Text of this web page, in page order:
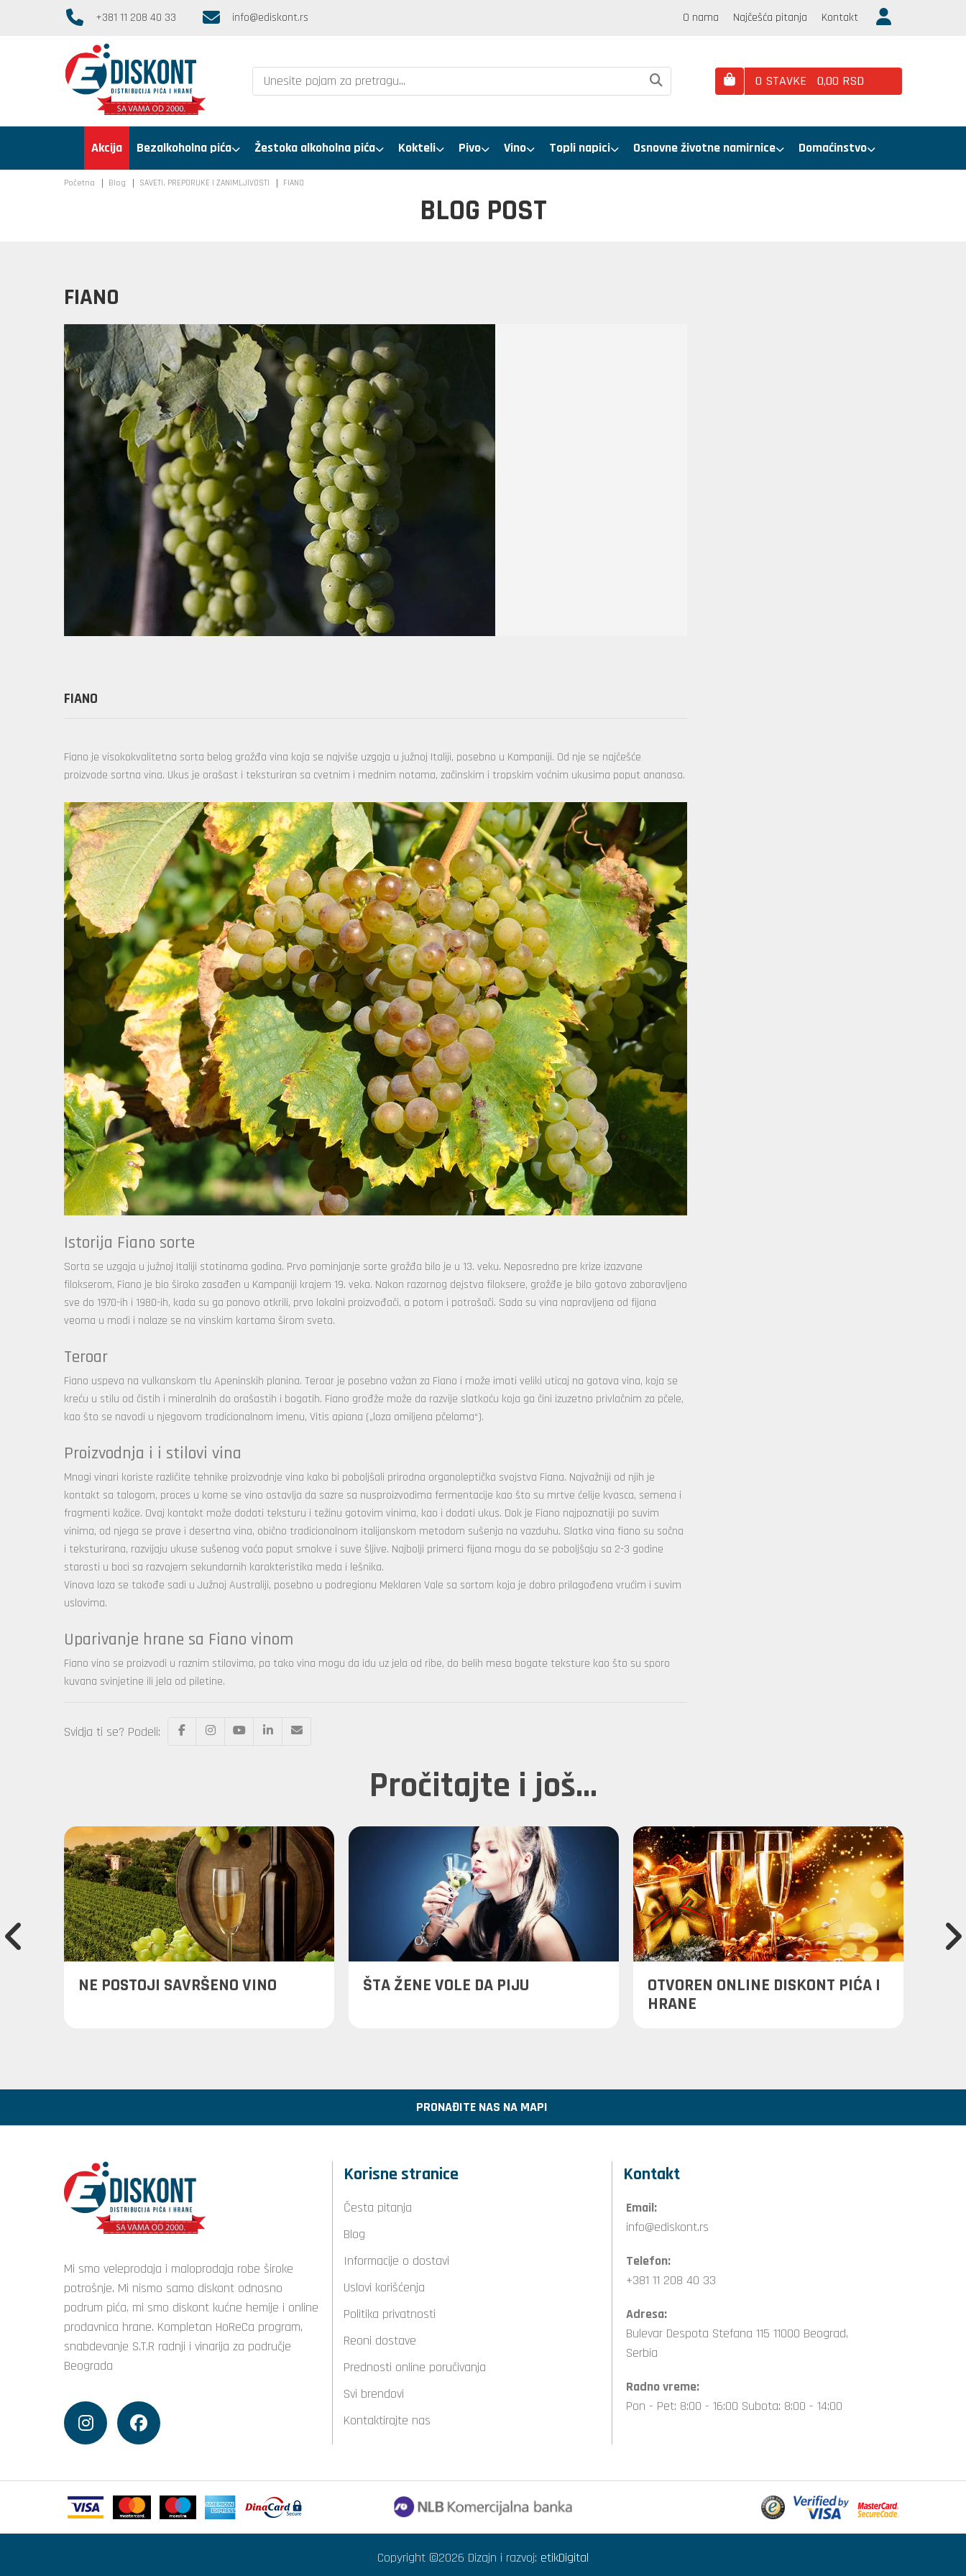
+381 11 208 40 33 info@ediskont.rs O nama Najčešća pitanja Kontakt
0 STAVKE 0,00 RSD
Akcija Bezalkoholna pića Žestoka alkoholna pića Kokteli Pivo Vino Topli napici Osnovne životne namirnice Domaćinstvo
Početna Blog SAVETI, PREPORUKE I ZANIMLJIVOSTI FIANO
BLOG POST
FIANO
FIANO
Fiano je visokokvalitetna sorta belog grožđa vina koja se najviše uzgaja u južnoj Italiji, posebno u Kampaniji. Od nje se najčešće
proizvode sortna vina. Ukus je orašast i teksturiran sa cvetnim i mednim notama, začinskim i tropskim voćnim ukusima poput ananasa.
Istorija Fiano sorte
Sorta se uzgaja u južnoj Italiji stotinama godina. Prvo pominjanje sorte grožđa bilo je u 13. veku. Neposredno pre krize izazvane
filokserom, Fiano je bio široko zasađen u Kampaniji krajem 19. veka. Nakon razornog dejstva filoksere, grožđe je bilo gotovo zaboravljeno
sve do 1970-ih i 1980-ih, kada su ga ponovo otkrili, prvo lokalni proizvođači, a potom i potrošači. Sada su vina napravljena od fijana
veoma u modi i nalaze se na vinskim kartama širom sveta.
Teroar
Fiano uspeva na vulkanskom tlu Apeninskih planina. Teroar je posebno važan za Fiano i može imati veliki uticaj na gotova vina, koja se
kreću u stilu od čistih i mineralnih do orašastih i bogatih. Fiano grođže može da razvije slatkoću koja ga čini izuzetno privlačnim za pčele,
kao što se navodi u njegovom tradicionalnom imenu, Vitis apiana („loza omiljena pčelama“).
Proizvodnja i i stilovi vina
Mnogi vinari koriste različite tehnike proizvodnje vina kako bi poboljšali prirodna organoleptička svojstva Fiana. Najvažniji od njih je
kontakt sa talogom, proces u kome se vino ostavlja da sazre sa nusproizvodima fermentacije kao što su mrtve ćelije kvasca, semena i
fragmenti kožice. Ovaj kontakt može dodati teksturu i težinu gotovim vinima, kao i dodati ukus. Dok je Fiano najpoznatiji po suvim
vinima, od njega se prave i desertna vina, obično tradicionalnom italijanskom metodom sušenja na vazduhu. Slatka vina fiano su sočna
i teksturirana, razvijaju ukuse sušenog voća poput smokve i suve šljive. Najbolji primerci fijana mogu da se poboljšaju sa 2-3 godine
starosti u boci sa razvojem sekundarnih karakteristika meda i lešnika.
Vinova loza se takođe sadi u Južnoj Australiji, posebno u podregionu Meklaren Vale sa sortom koja je dobro prilagođena vrućim i suvim
uslovima.
Uparivanje hrane sa Fiano vinom
Fiano vino se proizvodi u raznim stilovima, pa tako vina mogu da idu uz jela od ribe, do belih mesa bogate teksture kao što su sporo
kuvana svinjetine ili jela od piletine.
Svidja ti se? Podeli:
Pročitajte i još...
NE POSTOJI SAVRŠENO VINO ŠTA ŽENE VOLE DA PIJU
OTVOREN ONLINE DISKONT PIĆA I
HRANE
PRONAĐITE NAS NA MAPI
Mi smo veleprodaja i maloprodaja robe široke
potrošnje. Mi nismo samo diskont odnosno
podrum pića, mi smo diskont kućne hemije i online
prodavnica hrane. Kompletan HoReCa program,
snabdevanje S.T.R radnji i vinarija za područje
Beograda
Korisne stranice
Česta pitanja
Blog
Informacije o dostavi
Uslovi korišćenja
Politika privatnosti
Reoni dostave
Prednosti online poručivanja
Svi brendovi
Kontaktirajte nas
Kontakt
Email:
info@ediskont.rs
Telefon:
+381 11 208 40 33
Adresa:
Bulevar Despota Stefana 115 11000 Beograd,
Serbia
Radno vreme:
Pon - Pet: 8:00 - 16:00 Subota: 8:00 - 14:00
Copyright ©2026 Dizajn i razvoj: etikDigital